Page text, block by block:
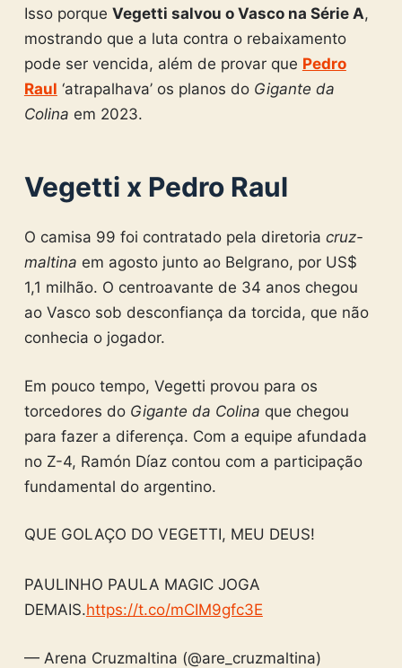
Isso porque Vegetti salvou o Vasco na Série A,
mostrando que a luta contra o rebaixamento
pode ser vencida, além de provar que Pedro
Raul ‘atrapalhava’ os planos do Gigante da
Colina em 2023.
Vegetti x Pedro Raul
O camisa 99 foi contratado pela diretoria cruz-
maltina em agosto junto ao Belgrano, por US$
1,1 milhão. O centroavante de 34 anos chegou
ao Vasco sob desconfiança da torcida, que não
conhecia o jogador.
Em pouco tempo, Vegetti provou para os
torcedores do Gigante da Colina que chegou
para fazer a diferença. Com a equipe afundada
no Z-4, Ramón Díaz contou com a participação
fundamental do argentino.
QUE GOLAÇO DO VEGETTI, MEU DEUS!
PAULINHO PAULA MAGIC JOGA
DEMAIS.https://t.co/mCIM9gfc3E
— Arena Cruzmaltina (@are_cruzmaltina)